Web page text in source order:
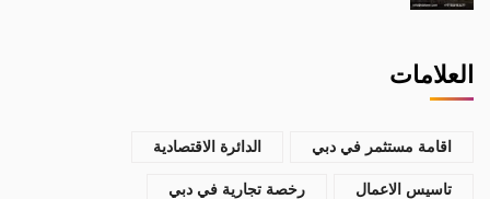
العلامات
اقامة مستثمر في دبي الدائرة الاقتصادية
تاسيس الاعمال رخصة تجارية في دبي